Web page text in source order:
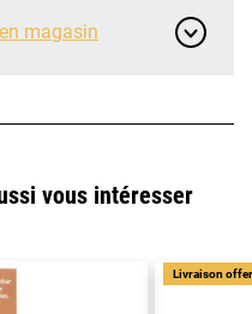
magasin
vous intéresser
Livraison